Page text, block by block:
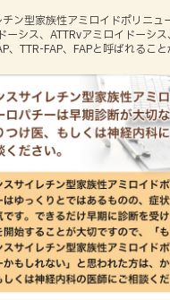
ン型家族性アミロイドポリニュ
ーシス、ATTRvアミロイドーシ
、TTR-FAP、FAPと呼ばれること